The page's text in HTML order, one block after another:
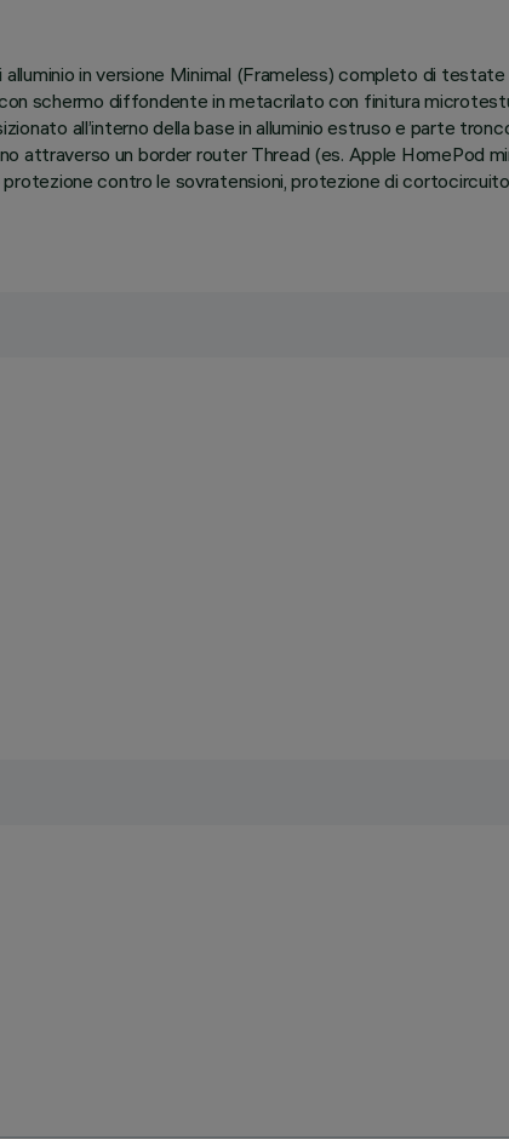
in versione Minimal (Frameless) completo di testate
schermo diffondente in metacrilato con finitura
all’interno della base in alluminio estruso e parte
attraverso un border router Thread (es. Apple HomePod
contro le sovratensioni, protezione di